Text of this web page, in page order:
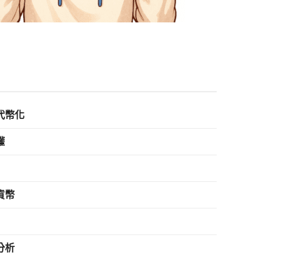
幣化
幣
析